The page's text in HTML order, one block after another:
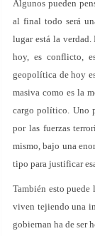
Algunos pueden
al final todo será
lugar está la
hoy, es conflicto,
geopolítica de hoy
masiva como es la
cargo político. Uno
por las fuerzas
mismo, bajo una
tipo para justificar
También esto puede
viven tejiendo una
gobiernan ha de ser